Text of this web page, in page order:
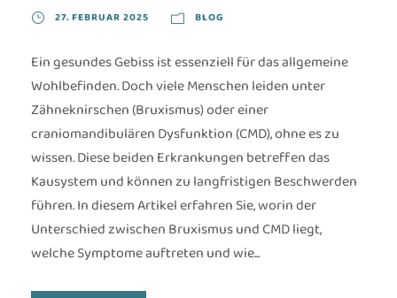
27. FEBRUAR 2025 BLOG
Ein gesundes Gebiss ist essenziell für das allgemeine
Wohlbefinden. Doch viele Menschen leiden unter
Zähneknirschen (Bruxismus) oder einer
craniomandibulären Dysfunktion (CMD), ohne es zu
wissen. Diese beiden Erkrankungen betreffen das
Kausystem und können zu langfristigen Beschwerden
führen. In diesem Artikel erfahren Sie, worin der
Unterschied zwischen Bruxismus und CMD liegt,
welche Symptome auftreten und wie...